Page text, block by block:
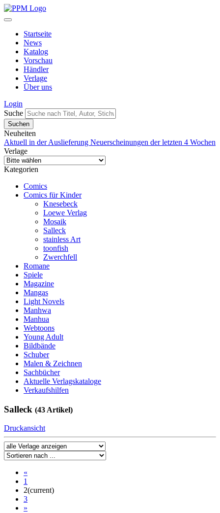
Startseite
News
Katalog
Vorschau
Händler
Verlage
Über uns
Login
Suche
Neuheiten
Aktuell in der Auslieferung Neuerscheinungen der letzten 4 Wochen
Verlage
Kategorien
Comics
Comics für Kinder
Knesebeck
Loewe Verlag
Mosaik
Salleck
stainless Art
toonfish
Zwerchfell
Romane
Spiele
Magazine
Mangas
Light Novels
Manhwa
Manhua
Webtoons
Young Adult
Bildbände
Schuber
Malen & Zeichnen
Sachbücher
Aktuelle Verlagskataloge
Verkaufshilfen
Salleck (43 Artikel)
Druckansicht
«
1
2(current)
3
»